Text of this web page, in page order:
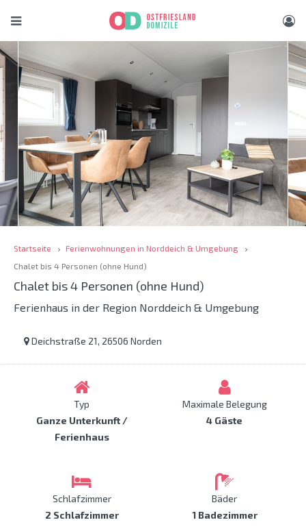
Startseite
Ferienwohnungen in Norddeich & Umgebung
Chalet bis 4 Personen (ohne Hund)
Chalet bis 4 Personen (ohne Hund)
Ferienhaus in der Region Norddeich & Umgebung
Deichstraße 21, 26506 Norden
Typ
Ganze Unterkunft /
Ferienhaus
Maximale Belegung
4 Gäste
Schlafzimmer
2 Schlafzimmer
Bäder
1 Badezimmer